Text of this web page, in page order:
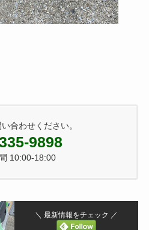
合わせください。
9898
10:00-18:00
＼ 最新情報をチェック ／